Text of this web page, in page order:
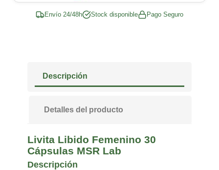
Envío 24/48h Stock disponible Pago Seguro
Descripción
Detalles del producto
Livita Libido Femenino 30
Cápsulas MSR Lab
Descripción